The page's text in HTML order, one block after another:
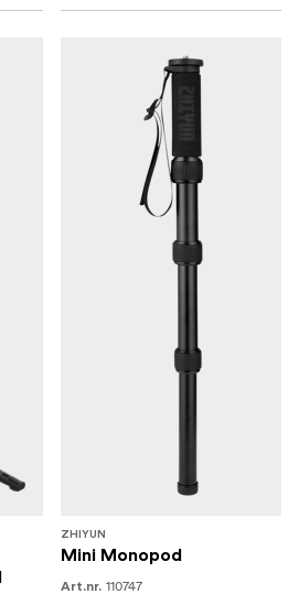
ZHIYUN
Mini Monopod
Art.nr. 110747